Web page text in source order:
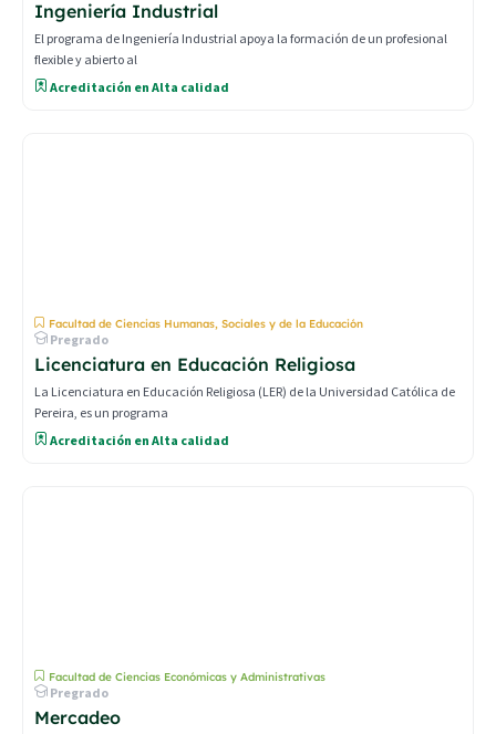
Ingeniería Industrial
El programa de Ingeniería Industrial apoya la formación de un profesional
flexible y abierto al
Acreditación en Alta calidad
Facultad de Ciencias Humanas, Sociales y de la Educación
Pregrado
Licenciatura en Educación Religiosa
La Licenciatura en Educación Religiosa (LER) de la Universidad Católica de
Pereira, es un programa
Acreditación en Alta calidad
Facultad de Ciencias Económicas y Administrativas
Pregrado
Mercadeo